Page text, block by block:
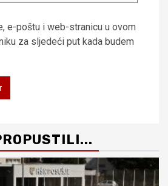
e-poštu i web-stranicu u ovom
za sljedeći put kada budem